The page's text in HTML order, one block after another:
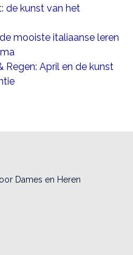
de kunst van het
mooiste italiaanse leren
Regen: April en de kunst
Dames en Heren